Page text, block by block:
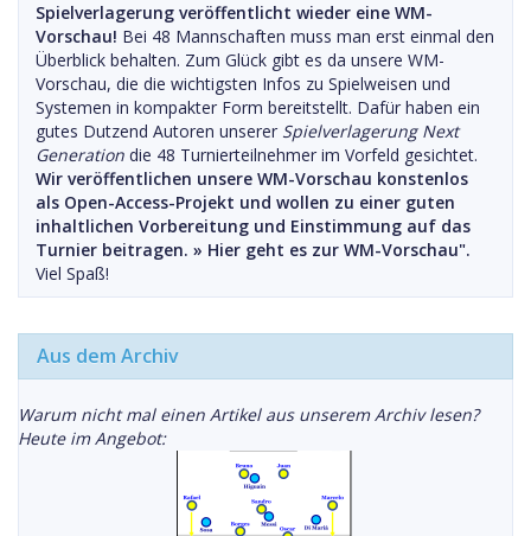
Spielverlagerung veröffentlicht wieder eine WM-
Vorschau! Bei 48 Mannschaften muss man erst einmal den
Überblick behalten. Zum Glück gibt es da unsere WM-
Vorschau, die die wichtigsten Infos zu Spielweisen und
Systemen in kompakter Form bereitstellt. Dafür haben ein
gutes Dutzend Autoren unserer Spielverlagerung Next
Generation die 48 Turnierteilnehmer im Vorfeld gesichtet.
Wir veröffentlichen unsere WM-Vorschau konstenlos
als Open-Access-Projekt und wollen zu einer guten
inhaltlichen Vorbereitung und Einstimmung auf das
Turnier beitragen. » Hier geht es zur WM-Vorschau".
Viel Spaß!
Aus dem Archiv
Warum nicht mal einen Artikel aus unserem Archiv lesen?
Heute im Angebot: